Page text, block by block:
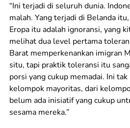
“Ini terjadi di seluruh dunia.
malah. Yang terjadi di Belanda
Eropa itu adalah ignoransi, yang
melihat dua level pertama
Barat memperkenankan imigran
situ, tapi praktik toleransi itu
porsi yang cukup memadai. Ini
kelompok mayoritas, dari
belum ada inisiatif yang cukup
sesama mereka.”